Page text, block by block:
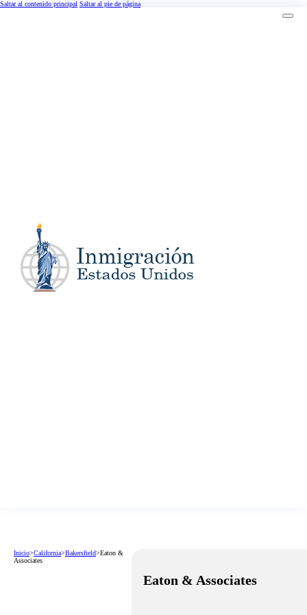
Saltar al contenido principal Saltar al pie de página
Inicio>California>Bakersfield>Eaton &
Associates
Eaton & Associates